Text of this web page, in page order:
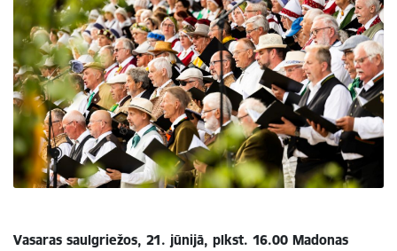
Vasaras saulgriežos, 21. jūnijā, plkst. 16.00 Madonas